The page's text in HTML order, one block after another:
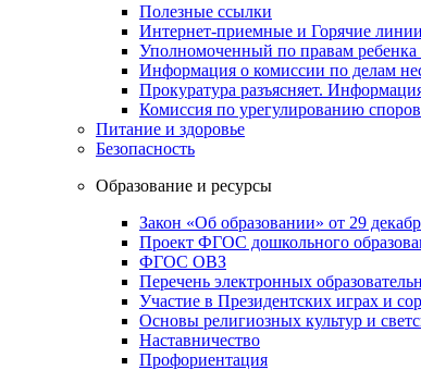
Полезные ссылки
Интернет-приемные и Горячие линии
Уполномоченный по правам ребенка
Информация о комиссии по делам
Прокуратура разъясняет.
Комиссия по урегулированию
Питание и здоровье
Безопасность
Образование и ресурсы
Закон «Об образовании» от 29
Проект ФГОС дошкольного
ФГОС ОВЗ
Перечень электронных
Участие в Президентских играх и
Основы религиозных культур и
Наставничество
Профориентация